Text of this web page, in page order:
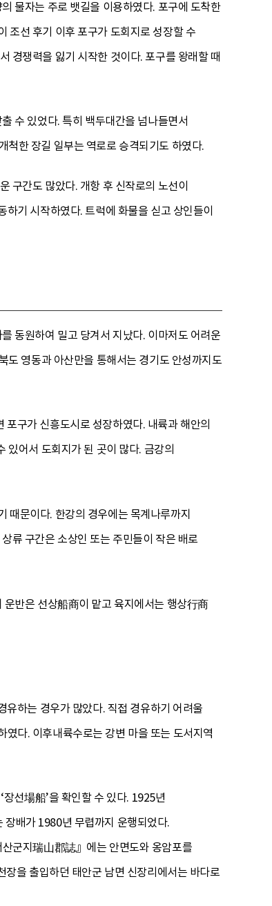
물자는 주로 뱃길을 이용하였다. 포구에 도착한
조선 후기 이후 포구가 도회지로 성장할 수
경쟁력을 잃기 시작한 것이다. 포구를 왕래할 때
수 있었다. 특히 백두대간을 넘나들면서
척한 장길 일부는 역로로 승격되기도 하였다.
구간도 많았다. 개항 후 신작로의 노선이
기 시작하였다. 트럭에 화물을 싣고 상인들이
동원하여 밀고 당겨서 지났다. 이마저도 어려운
도 영동과 아산만을 통해서는 경기도 안성까지도
구가 신흥도시로 성장하였다. 내륙과 해안의
있어서 도회지가 된 곳이 많다. 금강의
때문이다. 한강의 경우에는 목계나루까지
류 구간은 소상인 또는 주민들이 작은 배로
운반은 선상船商이 맡고 육지에서는 행상行商
하는 경우가 많았다. 직접 경유하기 어려울
다. 이후내륙수로는 강변 마을 또는 도서지역
선場船’을 확인할 수 있다. 1925년
장배가 1980년 무렵까지 운행되었다.
군지瑞山郡誌』에는 안면도와 옹암포를
을 출입하던 태안군 남면 신장리에서는 바다로